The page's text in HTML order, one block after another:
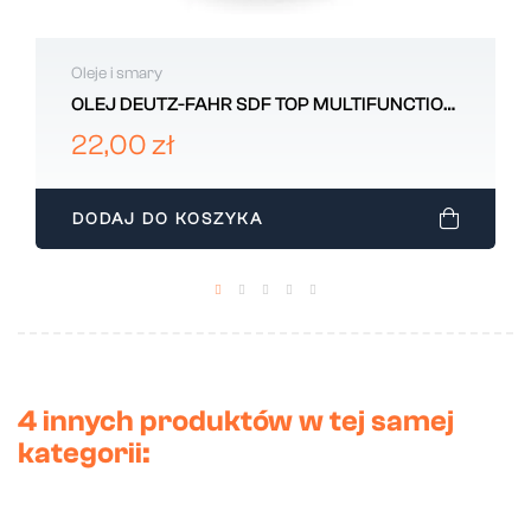
Oleje i smary
OLEJ DEUTZ-FAHR SDF TOP MULTIFUNCTION
LUZ
22,00 zł
DODAJ DO KOSZYKA
4 innych produktów w tej samej
kategorii: